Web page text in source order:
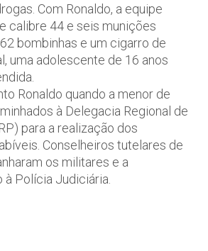
Com Ronaldo, a equipe
calibre 44 e seis munições
bombinhas e um cigarro de
uma adolescente de 16 anos
Ronaldo quando a menor de
à Delegacia Regional de
para a realização dos
Conselheiros tutelares de
os militares e a
Polícia Judiciária.